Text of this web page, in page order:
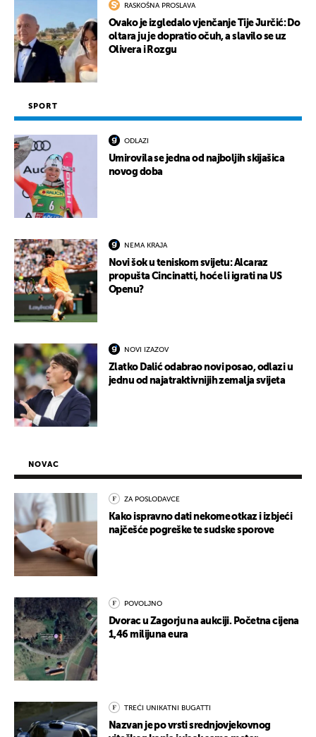
RASKOŠNA PROSLAVA
Ovako je izgledalo vjenčanje Tije Jurčić: Do
oltara ju je dopratio očuh, a slavilo se uz
Olivera i Rozgu
SPORT
ODLAZI
Umirovila se jedna od najboljih skijašica
novog doba
NEMA KRAJA
Novi šok u teniskom svijetu: Alcaraz
propušta Cincinatti, hoće li igrati na US
Openu?
NOVI IZAZOV
Zlatko Dalić odabrao novi posao, odlazi u
jednu od najatraktivnijih zemalja svijeta
NOVAC
ZA POSLODAVCE
Kako ispravno dati nekome otkaz i izbjeći
najčešće pogreške te sudske sporove
POVOLJNO
Dvorac u Zagorju na aukciji. Početna cijena
1,46 milijuna eura
TREĆI UNIKATNI BUGATTI
Nazvan je po vrsti srednjovjekovnog